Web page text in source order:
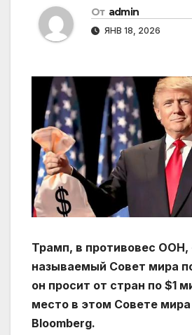
От admin
ЯНВ 18, 2026
Трамп, в противовес ООН,
называемый Совет мира
он просит от стран по $1
место в этом Совете
Bloomberg.